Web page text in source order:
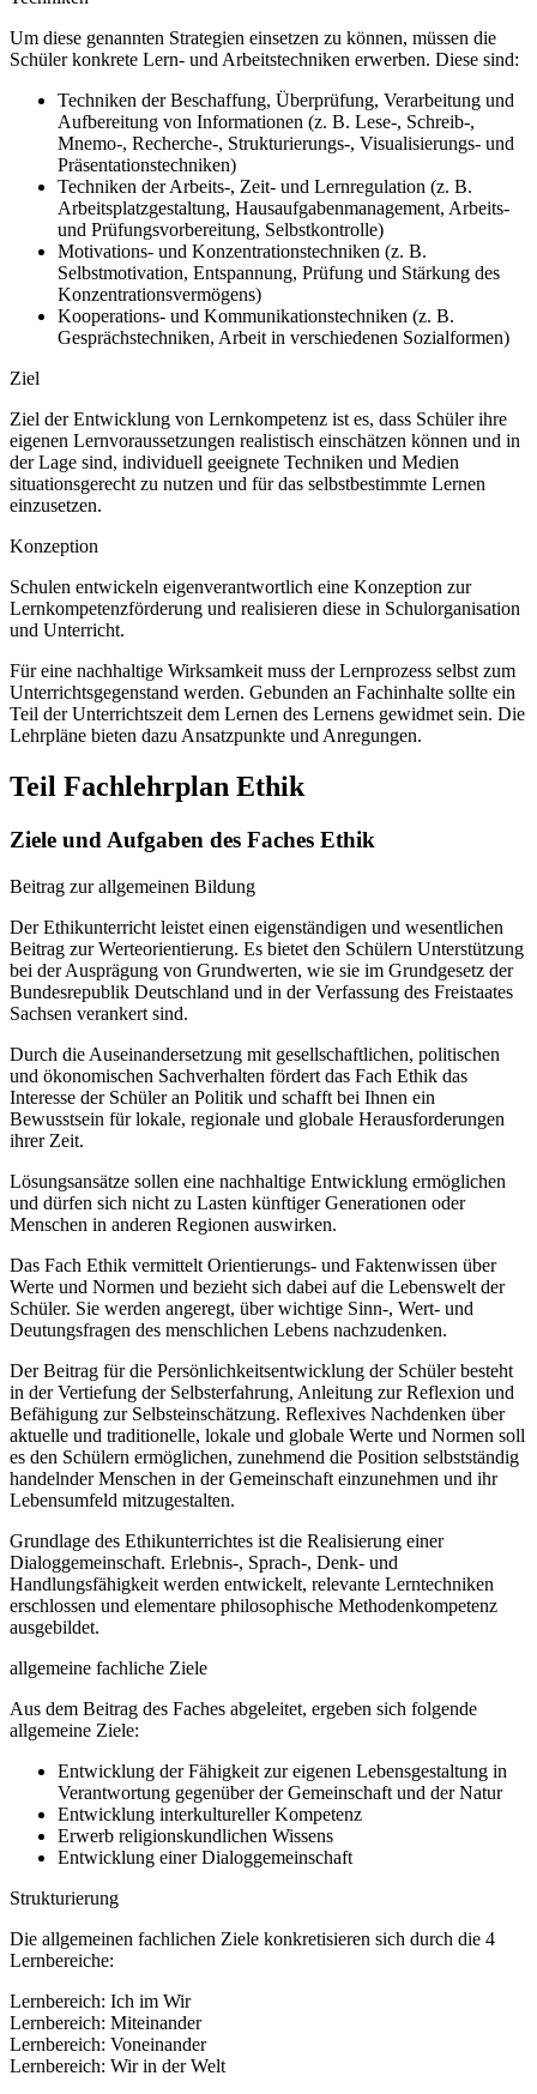
Um diese genannten Strategien einsetzen zu können, müssen die
Schüler konkrete Lern- und Arbeitstechniken erwerben. Diese sind:
Techniken der Beschaffung, Überprüfung, Verarbeitung und
Aufbereitung von Informationen (z. B. Lese-, Schreib-,
Mnemo-, Recherche-, Strukturierungs-, Visualisierungs- und
Präsentationstechniken)
Techniken der Arbeits-, Zeit- und Lernregulation (z. B.
Arbeitsplatzgestaltung, Hausaufgabenmanagement, Arbeits-
und Prüfungsvorbereitung, Selbstkontrolle)
Motivations- und Konzentrationstechniken (z. B.
Selbstmotivation, Entspannung, Prüfung und Stärkung des
Konzentrationsvermögens)
Kooperations- und Kommunikationstechniken (z. B.
Gesprächstechniken, Arbeit in verschiedenen Sozialformen)
Ziel
Ziel der Entwicklung von Lernkompetenz ist es, dass Schüler ihre
eigenen Lernvoraussetzungen realistisch einschätzen können und in
der Lage sind, individuell geeignete Techniken und Medien
situationsgerecht zu nutzen und für das selbstbestimmte Lernen
einzusetzen.
Konzeption
Schulen entwickeln eigenverantwortlich eine Konzeption zur
Lernkompetenzförderung und realisieren diese in Schulorganisation
und Unterricht.
Für eine nachhaltige Wirksamkeit muss der Lernprozess selbst zum
Unterrichtsgegenstand werden. Gebunden an Fachinhalte sollte ein
Teil der Unterrichtszeit dem Lernen des Lernens gewidmet sein. Die
Lehrpläne bieten dazu Ansatzpunkte und Anregungen.
Teil Fachlehrplan Ethik
Ziele und Aufgaben des Faches Ethik
Beitrag zur allgemeinen Bildung
Der Ethikunterricht leistet einen eigenständigen und wesentlichen
Beitrag zur Werteorientierung. Es bietet den Schülern Unterstützung
bei der Ausprägung von Grundwerten, wie sie im Grundgesetz der
Bundesrepublik Deutschland und in der Verfassung des Freistaates
Sachsen verankert sind.
Durch die Auseinandersetzung mit gesellschaftlichen, politischen
und ökonomischen Sachverhalten fördert das Fach Ethik das
Interesse der Schüler an Politik und schafft bei Ihnen ein
Bewusstsein für lokale, regionale und globale Herausforderungen
ihrer Zeit.
Lösungsansätze sollen eine nachhaltige Entwicklung ermöglichen
und dürfen sich nicht zu Lasten künftiger Generationen oder
Menschen in anderen Regionen auswirken.
Das Fach Ethik vermittelt Orientierungs- und Faktenwissen über
Werte und Normen und bezieht sich dabei auf die Lebenswelt der
Schüler. Sie werden angeregt, über wichtige Sinn-, Wert- und
Deutungsfragen des menschlichen Lebens nachzudenken.
Der Beitrag für die Persönlichkeitsentwicklung der Schüler besteht
in der Vertiefung der Selbsterfahrung, Anleitung zur Reflexion und
Befähigung zur Selbsteinschätzung. Reflexives Nachdenken über
aktuelle und traditionelle, lokale und globale Werte und Normen soll
es den Schülern ermöglichen, zunehmend die Position selbstständig
handelnder Menschen in der Gemeinschaft einzunehmen und ihr
Lebensumfeld mitzugestalten.
Grundlage des Ethikunterrichtes ist die Realisierung einer
Dialoggemeinschaft. Erlebnis-, Sprach-, Denk- und
Handlungsfähigkeit werden entwickelt, relevante Lerntechniken
erschlossen und elementare philosophische Methodenkompetenz
ausgebildet.
allgemeine fachliche Ziele
Aus dem Beitrag des Faches abgeleitet, ergeben sich folgende
allgemeine Ziele:
Entwicklung der Fähigkeit zur eigenen Lebensgestaltung in
Verantwortung gegenüber der Gemeinschaft und der Natur
Entwicklung interkultureller Kompetenz
Erwerb religionskundlichen Wissens
Entwicklung einer Dialoggemeinschaft
Strukturierung
Die allgemeinen fachlichen Ziele konkretisieren sich durch die 4
Lernbereiche:
Lernbereich: Ich im Wir
Lernbereich: Miteinander
Lernbereich: Voneinander
Lernbereich: Wir in der Welt